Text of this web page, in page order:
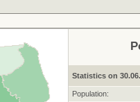
Statistics on
Population: